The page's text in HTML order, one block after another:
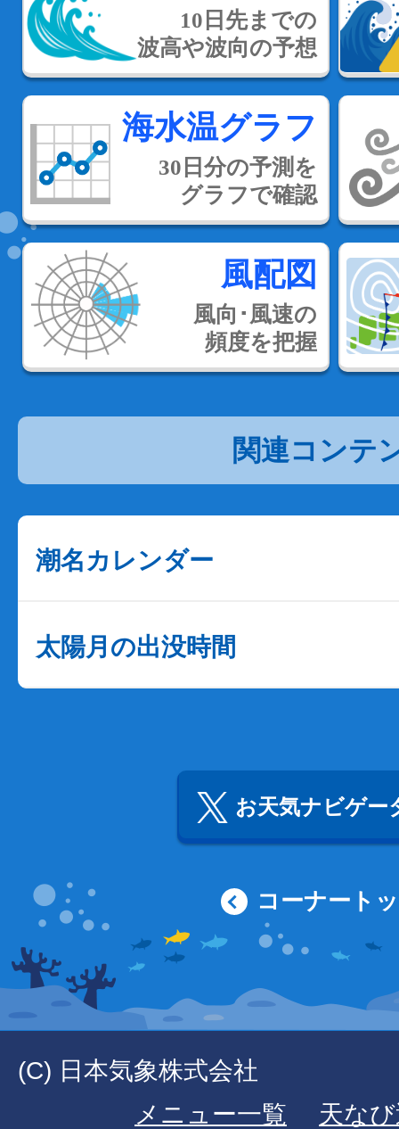
10日先までの
波高や波向の予想
海水温グラフ
30日分の予測を
グラフで確認
風配図
風向･風速の
頻度を把握
関連コンテ
潮名カレンダー
太陽月の出没時間
お天気ナビゲー
コーナート
(C) 日本気象株式会社
メニュー一覧
天な